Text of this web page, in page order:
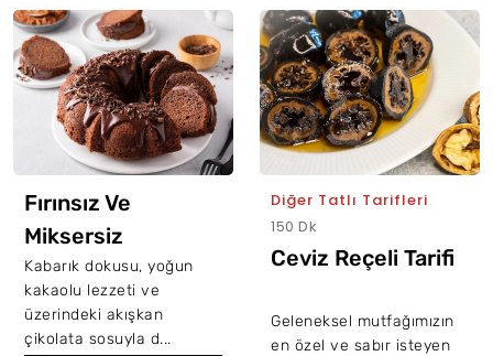
Fırınsız Ve
Miksersiz
Tencerede Kek
Tarifi
Kabarık dokusu, yoğun
kakaolu lezzeti ve
üzerindeki akışkan
çikolata sosuyla d...
Diğer Tatlı Tarifleri
150 Dk
Ceviz Reçeli Tarifi
Geleneksel mutfağımızın
en özel ve sabır isteyen